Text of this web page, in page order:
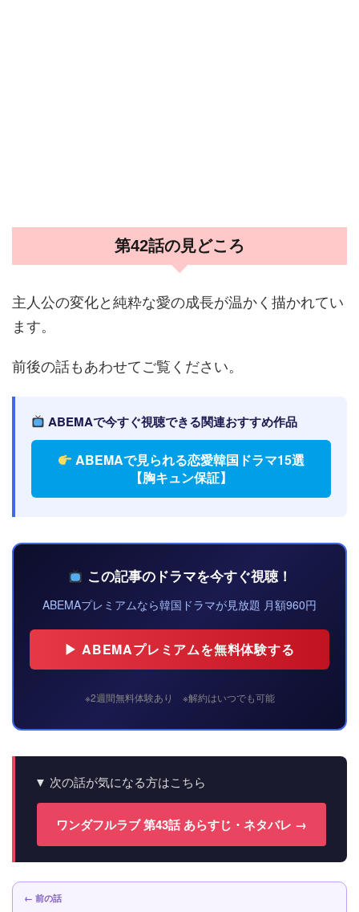
第42話の見どころ
主人公の変化と純粋な愛の成長が温かく描かれてい
ます。
前後の話もあわせてご覧ください。
ABEMAで今すぐ視聴できる関連おすすめ作品
ABEMAで見られる恋愛韓国ドラマ15選
【胸キュン保証】
この記事のドラマを今すぐ視聴！
ABEMAプレミアムなら韓国ドラマが見放題 月額960円
▶ ABEMAプレミアムを無料体験する
※2週間無料体験あり ※解約はいつでも可能
▼ 次の話が気になる方はこちら
ワンダフルラブ 第43話 あらすじ・ネタバレ →
← 前の話